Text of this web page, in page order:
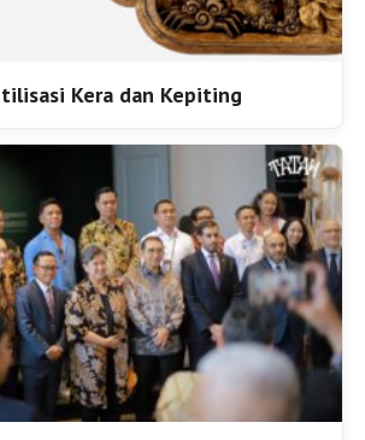
Kera dan Kepiting